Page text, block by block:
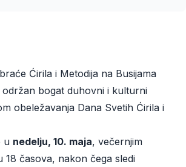
Ćirila i Metodija na Busijama
održan bogat duhovni i kulturni
obeležavanja Dana Svetih Ćirila i
u nedelju, 10. maja, večernjim
18 časova, nakon čega sledi